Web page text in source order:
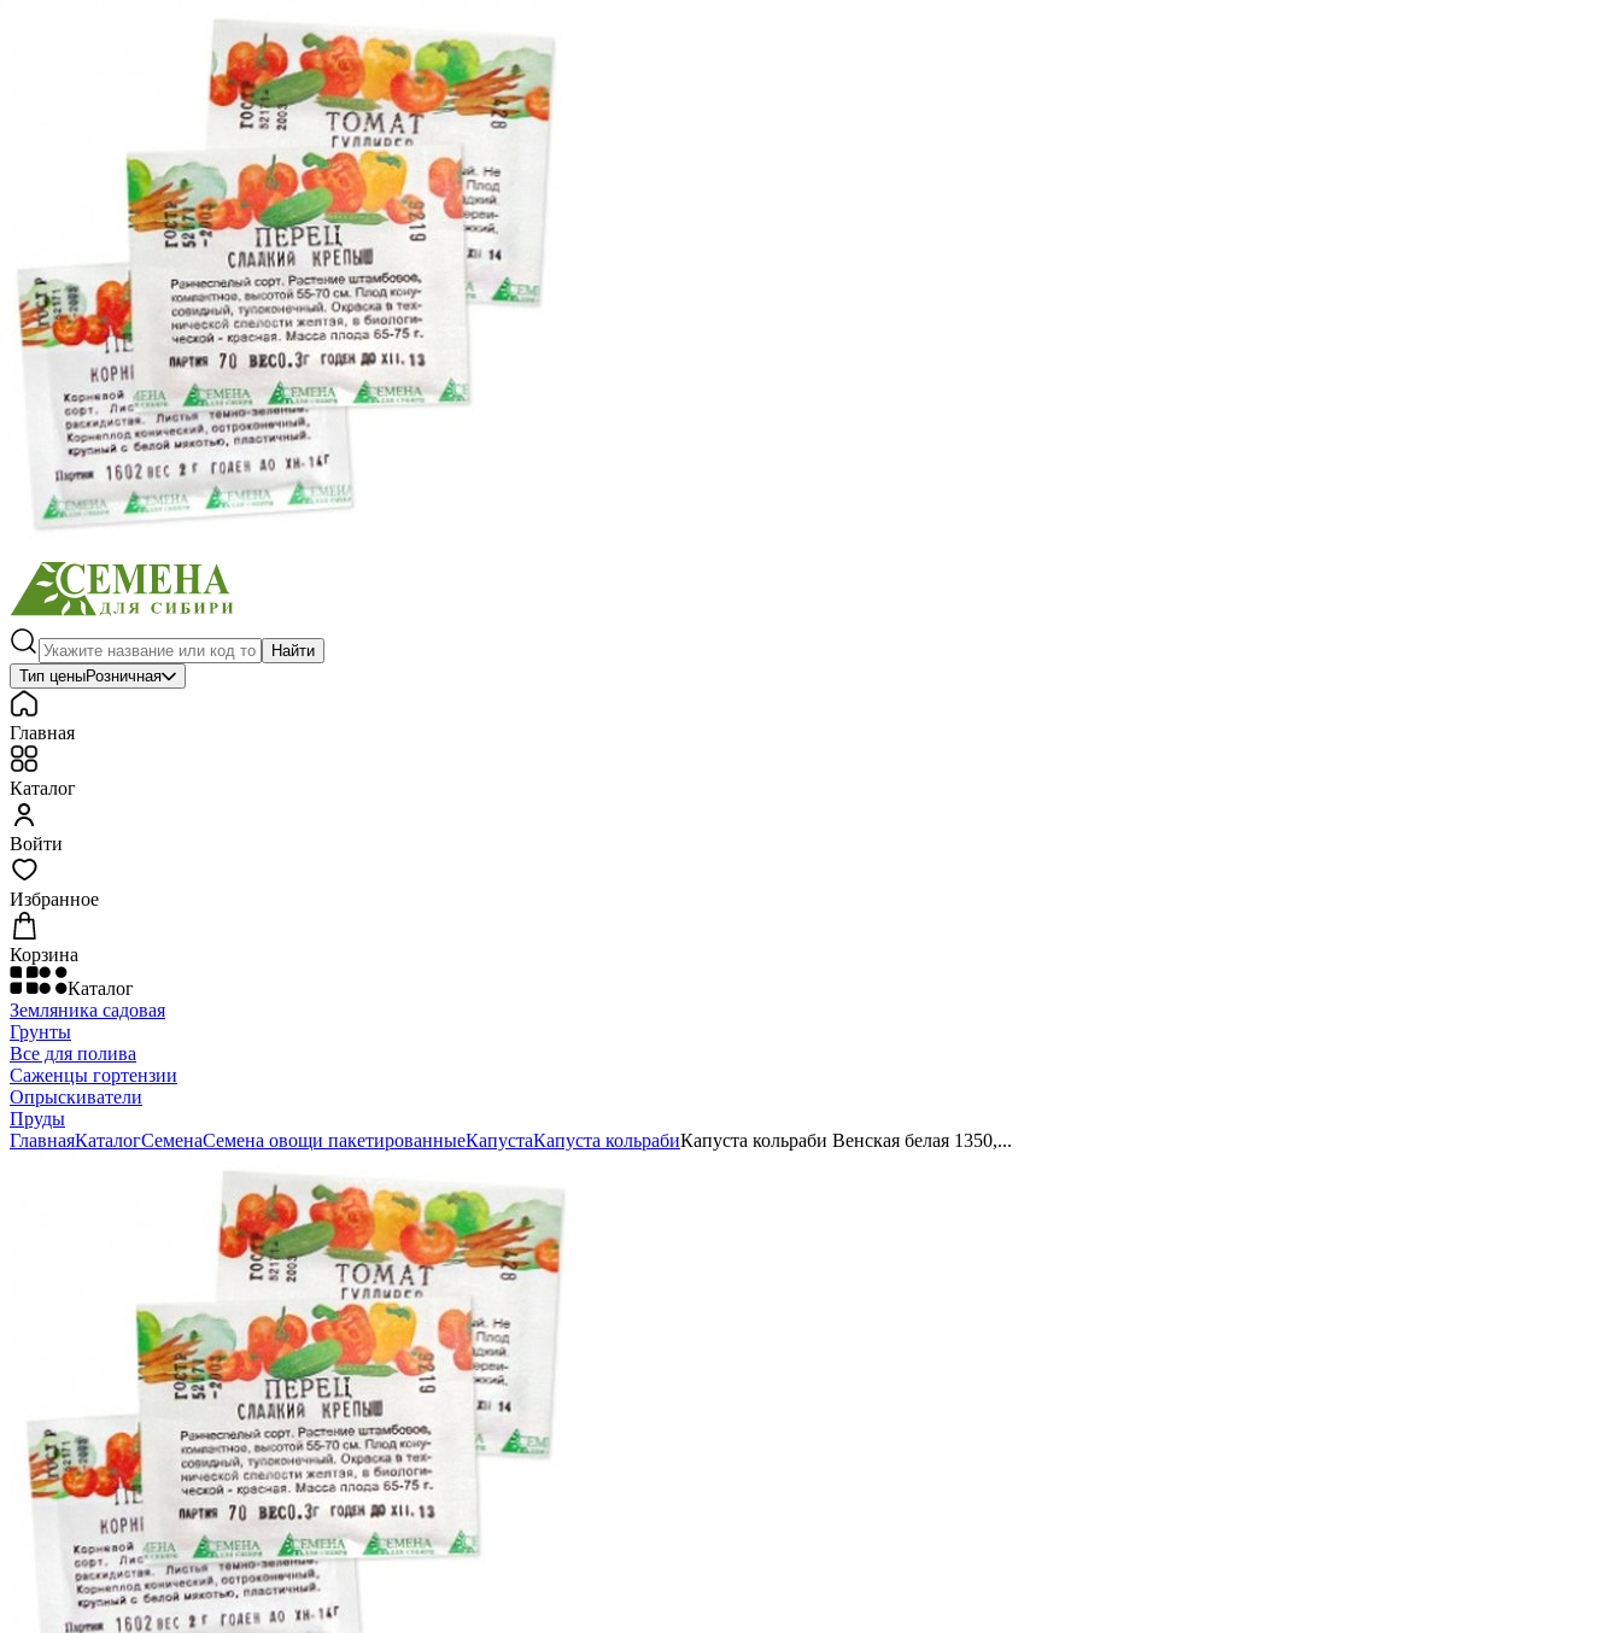
Заказать обратный звонок
Газонные травы, сидераты
Горшки, рассадники, аксессуары
Посадочный материал
Садовый инструмент, инвентарь
Консервирование
Средства защиты, удобрения, добавки, химия
Обустройство сада, декор
Найти
Тип ценыРозничная
Главная
Каталог
Войти
Избранное
Корзина
Каталог
Земляника садовая
Грунты
Все для полива
Саженцы гортензии
Опрыскиватели
Пруды
ГлавнаяКаталогСеменаСемена овощи пакетированныеКапустаКапуста кольрабиКапуста кольраби Венская белая 1350,...